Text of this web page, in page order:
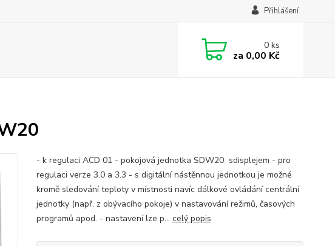
Přihlášení
0ks
za 0,00 Kč
- k regulaci ACD 01 - pokojová jednotka SDW20 sdisplejem - pro
regulaci verze 3.0 a 3.3 - s digitální nástěnnou jednotkou je možné
kromě sledování teploty v místnosti navíc dálkové ovládání centrální
jednotky (např. z obývacího pokoje) v nastavování režimů, časových
programů apod. - nastavení lze p... celý popis